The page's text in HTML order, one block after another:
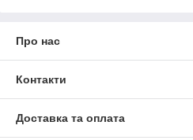
Про нас
Контакти
Доставка та оплата